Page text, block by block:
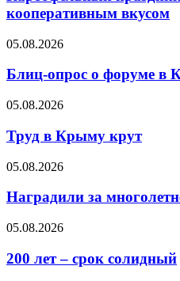
кооперативным вкусом
05.08.2026
Блиц-опрос о форуме в
05.08.2026
Труд в Крыму крут
05.08.2026
Наградили за
05.08.2026
200 лет – срок солидный